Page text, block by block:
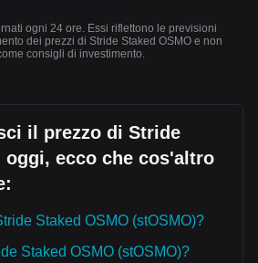
ogni 24 ore. Essi riflettono le previsioni
dei prezzi di Stride Staked OSMO e non
consigli di investimento.
il prezzo di Stride
oggi, ecco che cos'altro
Staked OSMO (stOSMO)?
Staked OSMO (stOSMO)?